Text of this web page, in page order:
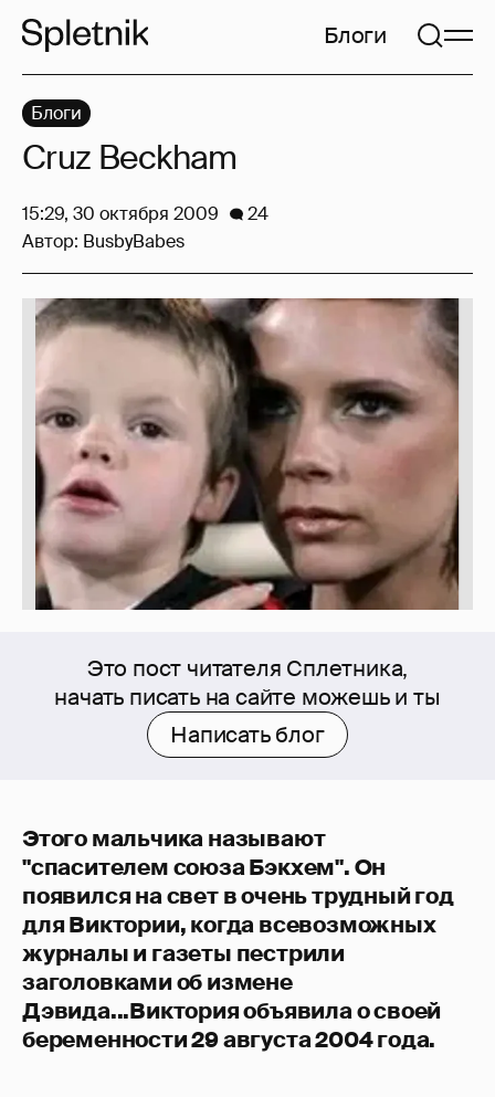
Блоги
Это пост читателя Сплетника,
начать писать на сайте можешь и ты
Написать блог
Этого мальчика называют
"спасителем союза Бэкхем". Он
появился на свет в очень трудный год
для Виктории, когда всевозможных
журналы и газеты пестрили
заголовками об измене
Дэвида...Виктория объявила о своей
беременности 29 августа 2004 года.
Блоги
Cruz Beckham
15:29, 30 октября 2009
24
Автор: BusbyBabes